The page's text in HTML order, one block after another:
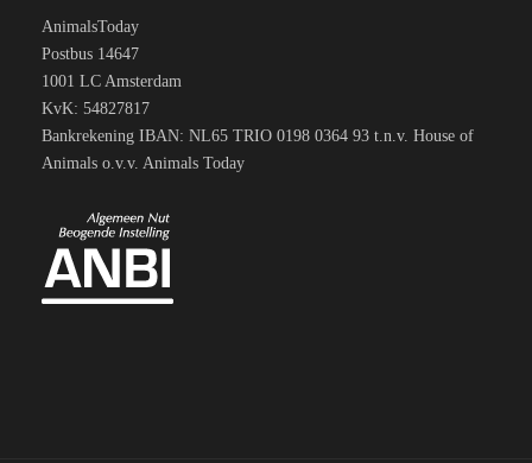
AnimalsToday
Postbus 14647
1001 LC Amsterdam
KvK: 54827817
Bankrekening IBAN: NL65 TRIO 0198 0364 93 t.n.v. House of
Animals o.v.v. Animals Today